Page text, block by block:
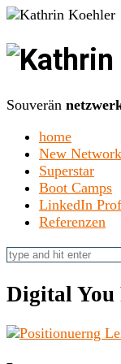
Kathrin
Koehler
Souverän
home
New
Superstar
Boot Camps
LinkedIn
Referenzen
Digital You